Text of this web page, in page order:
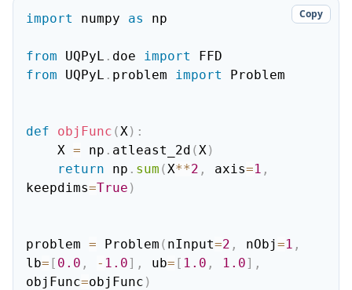
import numpy as np
from UQPyL . doe import
from UQPyL . problem import Problem
def objFunc (X) :
    X
= np . atleast_2d (X)
return np . sum (X**2 , axis=1 ,
keepdims=True )
problem = Problem ( nInput=2 , nObj=1 ,
lb= [ 0.0 , - 1.0] , ub= [ 1.0 , 1.0] ,
objFunc=objFunc )
Copy